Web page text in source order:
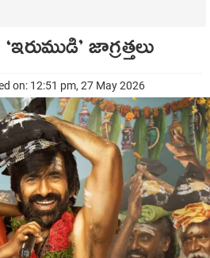
జాగ్రత్తలు
on: 12:51 pm, 27 May 2026